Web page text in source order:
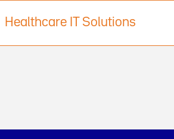
Healthcare IT Solutions